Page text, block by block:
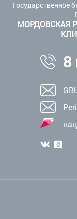
Государственное
МОРДОВСКАЯ
8